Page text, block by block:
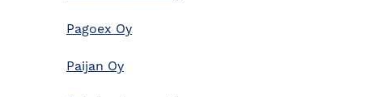
Pagoex Oy
Paijan Oy